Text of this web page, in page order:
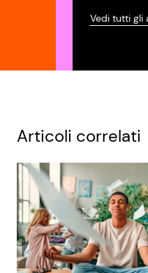
Vedi tutti gli
Articoli correlati